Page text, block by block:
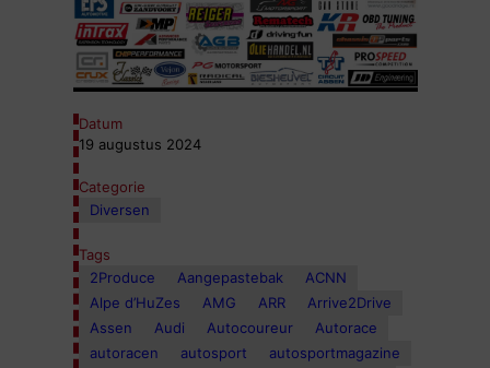
Datum
19 augustus 2024
Categorie
Diversen
Tags
2Produce
Aangepastebak
ACNN
Alpe d’HuZes
AMG ARR
Arrive2Drive
Assen
Audi Autocoureur
Autorace
autoracen
autosport
autosportmagazine